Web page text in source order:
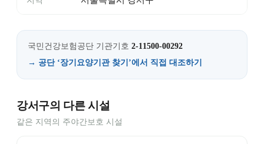
국민건강보험공단 기관기호 2-11500-00292
→ 공단 ‘장기요양기관 찾기’에서 직접 대조하기
강서구의 다른 시설
같은 지역의 주야간보호 시설